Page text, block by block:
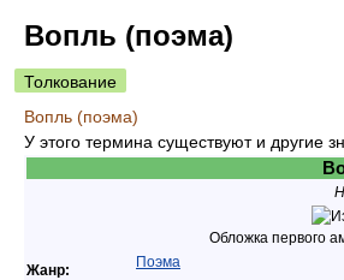
Вопль (поэма)
Толкование
Вопль (поэма)
У этого термина существуют и другие
Обложка первого
Жанр:
Поэма